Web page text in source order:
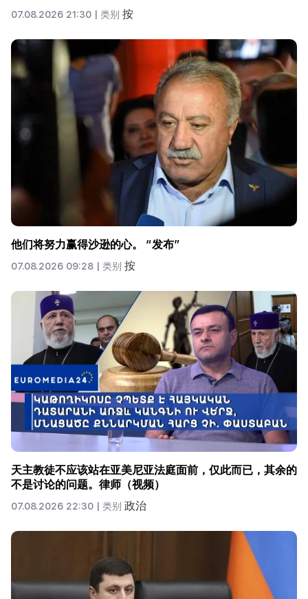
07.08.2026 21:30 | 类别 按
他们将努力赢得沙逊的心。 “发布”
07.08.2026 09:28 | 类别 按
天主教徒不应该站在亚美尼亚法庭面前，仅此而已，其余的
不是讨论的问题。律师（视频）
07.08.2026 22:30 | 类别 政治